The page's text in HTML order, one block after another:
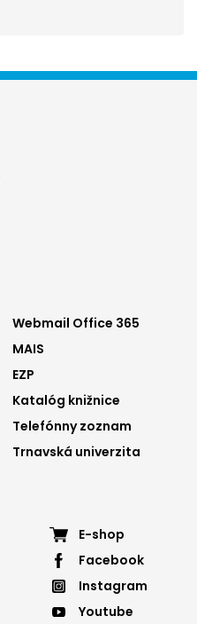
Footer
menu
2
Webmail Office 365
MAIS
EZP
Katalóg knižnice
Telefónny zoznam
Trnavská univerzita
Footer
menu
E-shop
Facebook
Instagram
Youtube